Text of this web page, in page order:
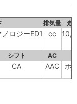
排気量 走
ロジーED1 cc
シフト AC
CA AAC ホ